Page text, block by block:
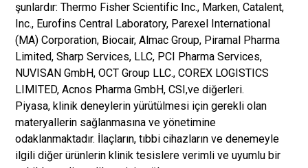
şunlardır: Thermo Fisher Scientific Inc., Marken, Catalent,
Inc., Eurofins Central Laboratory, Parexel International
(MA) Corporation, Biocair, Almac Group, Piramal Pharma
Limited, Sharp Services, LLC, PCI Pharma Services,
NUVISAN GmbH, OCT Group LLC., COREX LOGISTICS
LIMITED, Acnos Pharma GmbH, CSI,ve diğerleri.
Piyasa, klinik deneylerin yürütülmesi için gerekli olan
materyallerin sağlanmasına ve yönetimine
odaklanmaktadır. İlaçların, tıbbi cihazların ve denemeyle
ilgili diğer ürünlerin klinik tesislere verimli ve uyumlu bir